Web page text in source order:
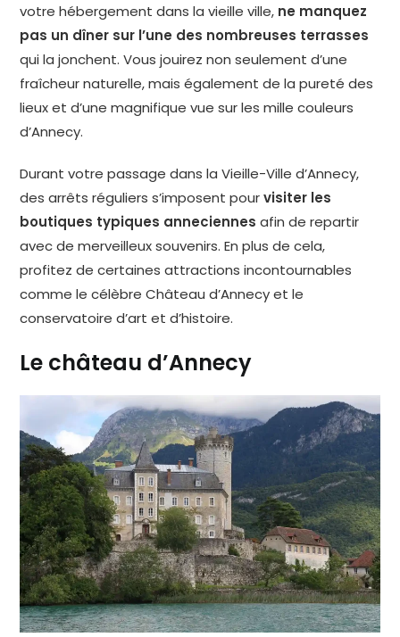
votre hébergement dans la vieille ville, ne manquez
pas un dîner sur l’une des nombreuses terrasses
qui la jonchent. Vous jouirez non seulement d’une
fraîcheur naturelle, mais également de la pureté des
lieux et d’une magnifique vue sur les mille couleurs
d’Annecy.
Durant votre passage dans la Vieille-Ville d’Annecy,
des arrêts réguliers s’imposent pourvisiter les
boutiques typiques anneciennes afin de repartir
avec de merveilleux souvenirs. En plus de cela,
profitez de certaines attractions incontournables
comme le célèbre Château d’Annecy et le
conservatoire d’art et d’histoire.
Le château d’Annecy